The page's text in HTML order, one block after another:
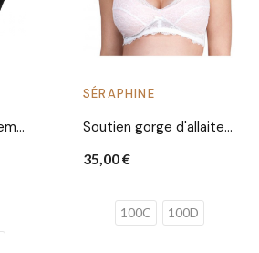
Soutien gorge allaitement Serena | Noir
SÉRAPHINE
Soutien gorge d'allaitement dentelle poudré - Raleigh
35,00 €
100C 100D